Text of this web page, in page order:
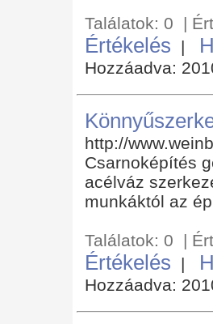
Találatok: 0 |
Értékelés |
Hozzáadva:
http://
Csarnoképítés
acélváz
munkáktól az
Találatok: 0 |
Értékelés |
Hozzáadva: